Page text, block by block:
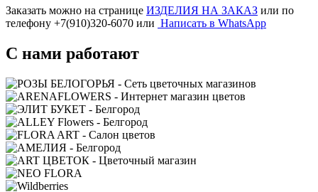
Заказать можно на странице ИЗДЕЛИЯ НА ЗАКАЗ или по
телефону +7(910)320-6070 или Написать в WhatsApp
С нами работают